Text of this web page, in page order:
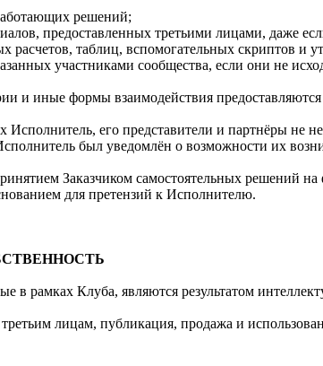
решений;
предоставленных третьими лицами, даже
расчетов, таблиц, вспомогательных скриптов и
участниками сообщества, если они не
и иные формы взаимодействия
Исполнитель, его представители и партнёры
был уведомлён о возможности их
Заказчиком самостоятельных решений
для претензий к Исполнителю.
в рамках Клуба, являются результатом
лицам, публикация, продажа и